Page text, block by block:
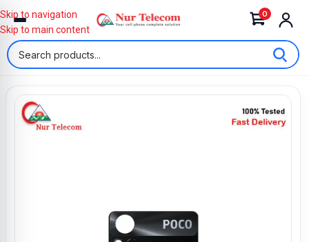
0
Skip to navigation
Skip to main content